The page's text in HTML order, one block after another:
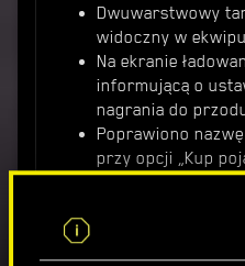
Dwuwarstwowy
widoczny w
Na ekranie
informującą o
nagrania do
Poprawiono nazwę
przy opcji „Kup
Obraz w drugiej
Dostosowano